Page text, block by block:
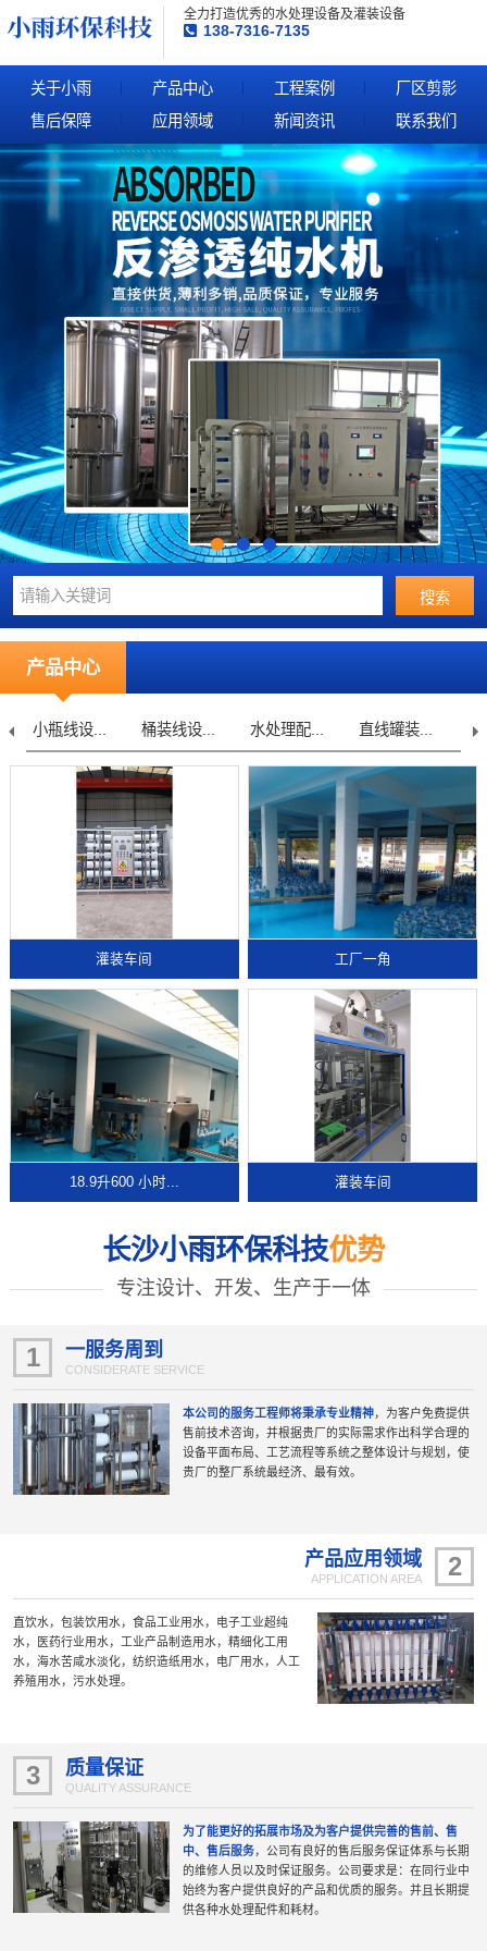
全力打造优秀的水处理设备及灌装设备
138-7316-7135
关于小雨 产品中心 工程案例
厂区剪影
售后保障
应用领域 新闻资讯 联系我们
产品中心
小瓶线设... 桶装线设... 水处理配... 直线罐装...
灌装车间 工厂一角
18.9升600 小时... 灌装车间
长沙小雨环保科技优势
专注设计、开发、生产于一体
1 一服务周到
CONSIDERATE SERVICE
本公司的服务工程师将秉承专业精神，为客户免费提供
售前技术咨询，并根据贵厂的实际需求作出科学合理的
设备平面布局、工艺流程等系统之整体设计与规划，使
贵厂的整厂系统最经济、最有效。
2
产品应用领域
APPLICATION AREA
直饮水，包装饮用水，食品工业用水，电子工业超纯
水，医药行业用水，工业产品制造用水，精细化工用
水，海水苦咸水淡化，纺织造纸用水，电厂用水，人工
养殖用水，污水处理。
3 质量保证
QUALITY ASSURANCE
为了能更好的拓展市场及为客户提供完善的售前、售
中、售后服务，公司有良好的售后服务保证体系与长期
的维修人员以及时保证服务。公司要求是：在同行业中
始终为客户提供良好的产品和优质的服务。并且长期提
供各种水处理配件和耗材。